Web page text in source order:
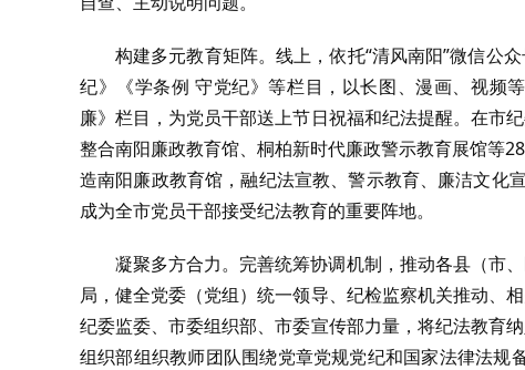
构建多元教育矩阵。线上，依托“清风南阳”微信公
纪》《学条例 守党纪》等栏目，以长图、漫画、视频
廉》栏目，为党员干部送上节日祝福和纪法提醒。在市
整合南阳廉政教育馆、桐柏新时代廉政警示教育展馆等
造南阳廉政教育馆，融纪法宣教、警示教育、廉洁文化
成为全市党员干部接受纪法教育的重要阵地。
凝聚多方合力。完善统筹协调机制，推动各县（市
局，健全党委（党组）统一领导、纪检监察机关推动、
纪委监委、市委组织部、市委宣传部力量，将纪法教育
组织部组织教师团队围绕党章党规党纪和国家法律法规